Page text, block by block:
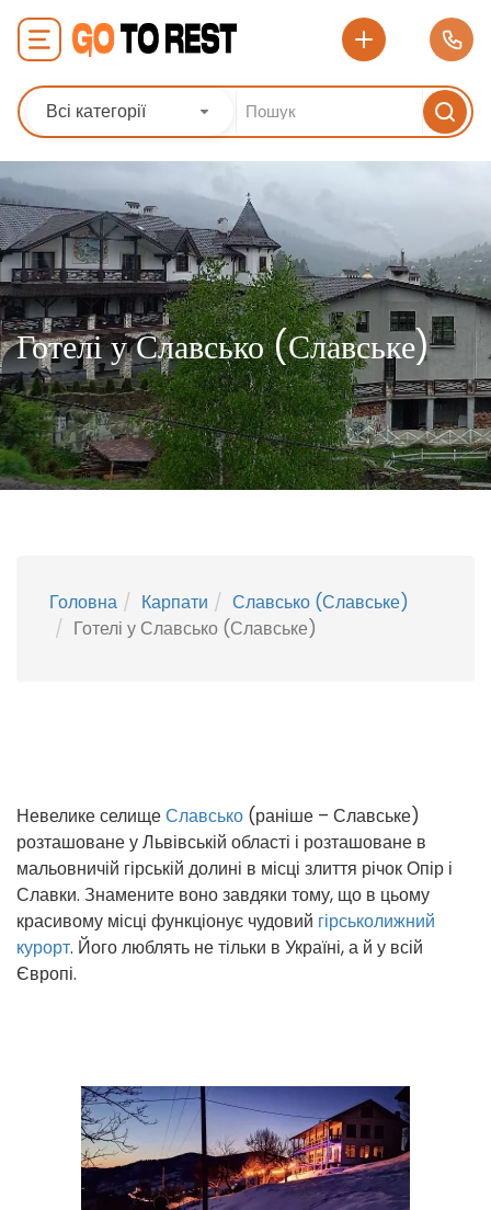
Всі категорії
Готелі у Славсько (Славське)
Головна Карпати
Славсько (Славське)
Готелі у Славсько (Славське)
Невелике селищеСлавсько (раніше – Славське)
розташоване у Львівській області і розташоване в
мальовничій гірській долині в місці злиття річок Опір і
Славки. Знамените воно завдяки тому, що в цьому
красивому місці функціонує чудовий гірськолижний
курорт. Його люблять не тільки в Україні, а й у всій
Європі.